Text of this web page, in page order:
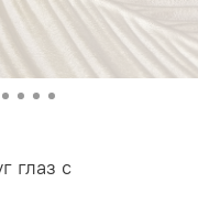
глаз с